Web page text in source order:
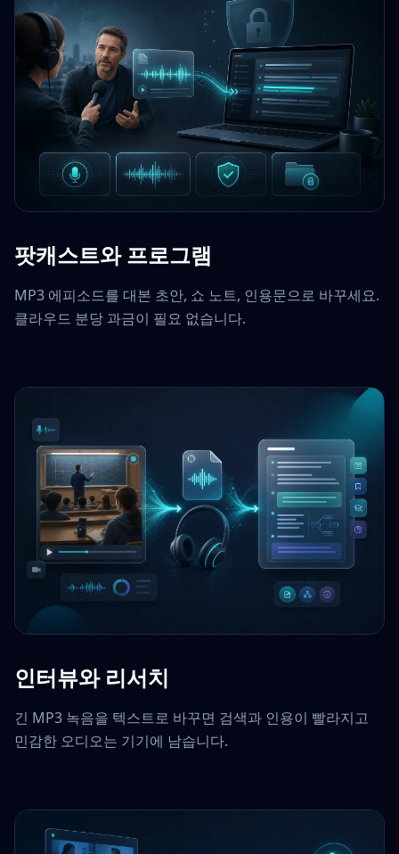
팟캐스트와 프로그램
MP3 에피소드를 대본 초안, 쇼 노트, 인용문으로 바꾸세요.
클라우드 분당 과금이 필요 없습니다.
인터뷰와 리서치
긴 MP3 녹음을 텍스트로 바꾸면 검색과 인용이 빨라지고
민감한 오디오는 기기에 남습니다.